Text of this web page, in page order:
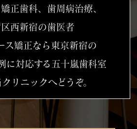
正歯科、歯周病治療、
西新宿の歯医者
ス矯正なら東京新宿の
に対応する五十嵐歯科室
リニックへどうぞ。